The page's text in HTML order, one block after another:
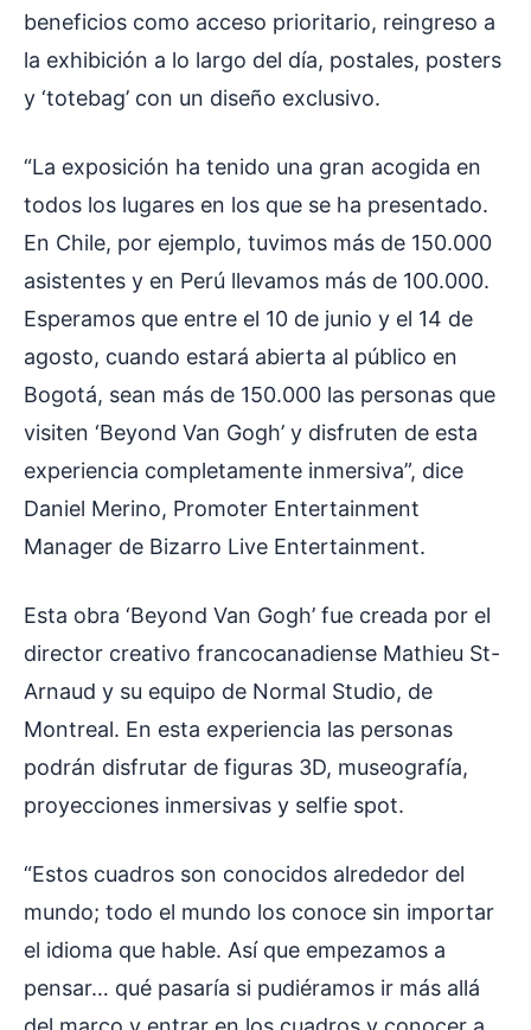
beneficios como acceso prioritario, reingreso a
la exhibición a lo largo del día, postales, posters
y ‘totebag’ con un diseño exclusivo.
“La exposición ha tenido una gran acogida en
todos los lugares en los que se ha presentado.
En Chile, por ejemplo, tuvimos más de 150.000
asistentes y en Perú llevamos más de 100.000.
Esperamos que entre el 10 de junio y el 14 de
agosto, cuando estará abierta al público en
Bogotá, sean más de 150.000 las personas que
visiten ‘Beyond Van Gogh’ y disfruten de esta
experiencia completamente inmersiva”, dice
Daniel Merino, Promoter Entertainment
Manager de Bizarro Live Entertainment.
Esta obra ‘Beyond Van Gogh’ fue creada por el
director creativo francocanadiense Mathieu St-
Arnaud y su equipo de Normal Studio, de
Montreal. En esta experiencia las personas
podrán disfrutar de figuras 3D, museografía,
proyecciones inmersivas y selfie spot.
“Estos cuadros son conocidos alrededor del
mundo; todo el mundo los conoce sin importar
el idioma que hable. Así que empezamos a
pensar… qué pasaría si pudiéramos ir más allá